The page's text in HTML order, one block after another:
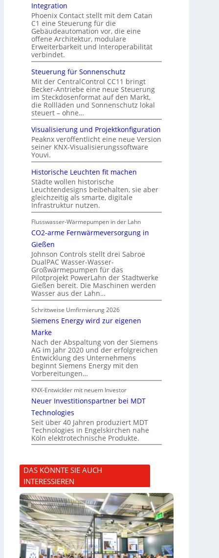
Integration
Phoenix Contact stellt mit dem Catan
C1 eine Steuerung für die
Gebäudeautomation vor, die eine
offene Architektur, modulare
Erweiterbarkeit und Interoperabilität
verbindet.
Steuerung für Sonnenschutz
Mit der CentralControl CC11 bringt
Becker-Antriebe eine neue Steuerung
im Steckdosenformat auf den Markt,
die Rollläden und Sonnenschutz lokal
steuert – ohne…
Visualisierung und Projektkonfiguration
Peaknx veröffentlicht eine neue Version
seiner KNX-Visualisierungssoftware
Youvi.
Historische Leuchten fit machen
Städte wollen historische
Leuchtendesigns beibehalten, sie aber
gleichzeitig als smarte, digitale
Infrastruktur nutzen.
Flusswasser-Wärmepumpen in der Lahn
CO2-arme Fernwärmeversorgung in
Gießen
Johnson Controls stellt drei Sabroe
DualPAC Wasser-Wasser-
Großwärmepumpen für das
Pilotprojekt PowerLahn der Stadtwerke
Gießen bereit. Die Maschinen werden
Wasser aus der Lahn…
Schrittweise Umfirmierung 2026
Siemens Energy wird zur eigenen
Marke
Nach der Abspaltung von der Siemens
AG im Jahr 2020 und der erfolgreichen
Entwicklung des Unternehmens
beginnt Siemens Energy mit den
Vorbereitungen…
KNX-Entwickler mit neuem Investor
Neuer Investitionspartner bei MDT
Technologies
Seit über 40 Jahren produziert MDT
Technologies in Engelskirchen nahe
Köln elektrotechnische Produkte.
DAS KÖNNTE SIE AUCH
INTERESSIEREN